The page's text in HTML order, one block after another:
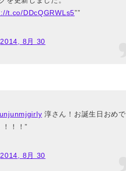
t.co/DDcQGRWLs5””
2014, 8月 30
淳さん！お誕生日おめで
！！”
2014, 8月 30